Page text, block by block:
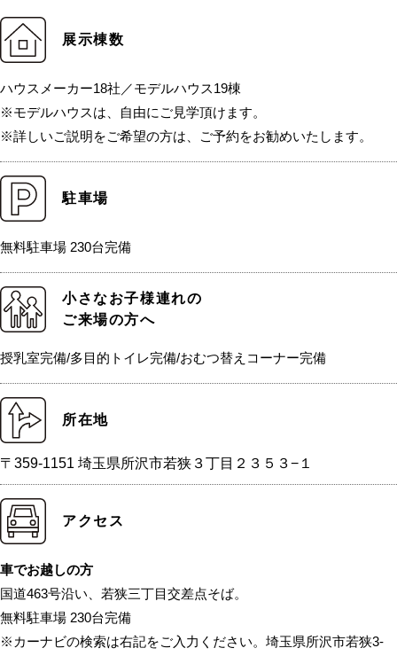
展示棟数
ハウスメーカー18社／モデルハウス19棟
※モデルハウスは、自由にご見学頂けます。
※詳しいご説明をご希望の方は、ご予約をお勧めいたします。
駐車場
無料駐車場 230台完備
小さなお子様連れの
ご来場の方へ
授乳室完備/多目的トイレ完備/おむつ替えコーナー完備
所在地
〒359-1151 埼玉県所沢市若狭３丁目２３５３−１
アクセス
車でお越しの方
国道463号沿い、若狭三丁目交差点そば。
無料駐車場 230台完備
※カーナビの検索は右記をご入力ください。埼玉県所沢市若狭3-